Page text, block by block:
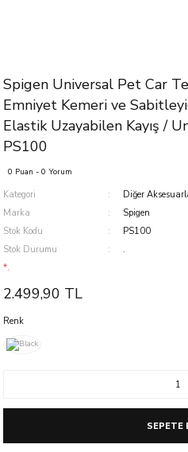
Spigen Universal Pet Car
Emniyet Kemeri ve
Elastik Uzayabilen Kayış /
PS100
0 Puan - 0 Yorum
Kategori
Diğer
Marka
Spigen
Stok Kodu
PS100
Stok Durumu
.
*.
2.499,90 TL
Renk
SEPETE